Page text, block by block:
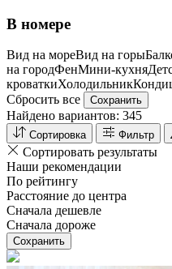
В номере
Вид на мореВид на горы
на городФенМини-кухня
кроваткиХолодильник
Сбросить все
Сохранить
Найдено вариантов: 345
Сортировка Фильтр
Сортировать результаты
Наши рекомендации
По рейтингу
Расстояние до центра
Сначала дешевле
Сначала дороже
Сохранить